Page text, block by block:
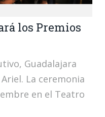
los Premios
Guadalajara
La ceremonia
en el Teatro